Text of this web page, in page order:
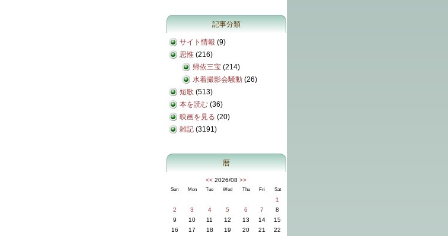
記事分類
サイト情報 (9)
思惟 (216)
帰依三宝 (214)
水着撮影会騒動 (26)
短歌 (513)
本を読む (36)
映画を見る (20)
雑記 (3191)
暦
<< 2026/08 >>
Sun Mon Tue Wed Thu Fri Sat
1
2
3 4 5 6 7
8
9
10 11 12 13 14
15
16
17 18 19 20 21
22